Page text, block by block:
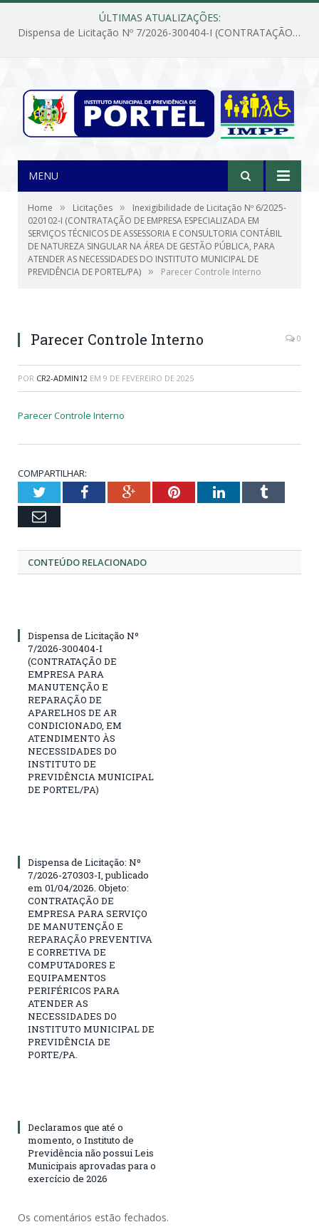
ÚLTIMAS ATUALIZAÇÕES:
Dispensa de Licitação Nº 7/2026-300404-I (CONTRATAÇÃO DE EMPRESA PARA MANUTENÇÃO E REPARAÇÃO DE APARELHOS DE AR CONDICIONADO, EM ATENDIMENTO ÀS NECESSIDADES DO INSTITUTO DE PREVIDÊNCIA MUNICIPAL DE PORTEL/PA)
MENU
Home » Licitações »
Inexigibilidade de Licitação Nº 6/2025-
020102-I (CONTRATAÇÃO DE EMPRESA ESPECIALIZADA EM
SERVIÇOS TÉCNICOS DE ASSESSORIA E CONSULTORIA CONTÁBIL
DE NATUREZA SINGULAR NA ÁREA DE GESTÃO PÚBLICA, PARA
ATENDER AS NECESSIDADES DO INSTITUTO MUNICIPAL DE
PREVIDÊNCIA DE PORTEL/PA) » Parecer Controle Interno
Parecer Controle Interno 0
POR CR2-ADMIN12 EM 9 DE FEVEREIRO DE 2025
Parecer Controle Interno
COMPARTILHAR:
TwitterFacebookGoogle+PinterestLinkedInTumblr
Email
CONTEÚDO RELACIONADO
Dispensa de Licitação Nº
7/2026-300404-I
(CONTRATAÇÃO DE
EMPRESA PARA
MANUTENÇÃO E
REPARAÇÃO DE
APARELHOS DE AR
CONDICIONADO, EM
ATENDIMENTO ÀS
NECESSIDADES DO
INSTITUTO DE
PREVIDÊNCIA MUNICIPAL
DE PORTEL/PA)
Dispensa de Licitação: Nº
7/2026-270303-I, publicado
em 01/04/2026. Objeto:
CONTRATAÇÃO DE
EMPRESA PARA SERVIÇO
DE MANUTENÇÃO E
REPARAÇÃO PREVENTIVA
E CORRETIVA DE
COMPUTADORES E
EQUIPAMENTOS
PERIFÉRICOS PARA
ATENDER AS
NECESSIDADES DO
INSTITUTO MUNICIPAL DE
PREVIDÊNCIA DE
PORTE/PA.
Declaramos que até o
momento, o Instituto de
Previdência não possui Leis
Municipais aprovadas para o
exercício de 2026
Os comentários estão fechados.